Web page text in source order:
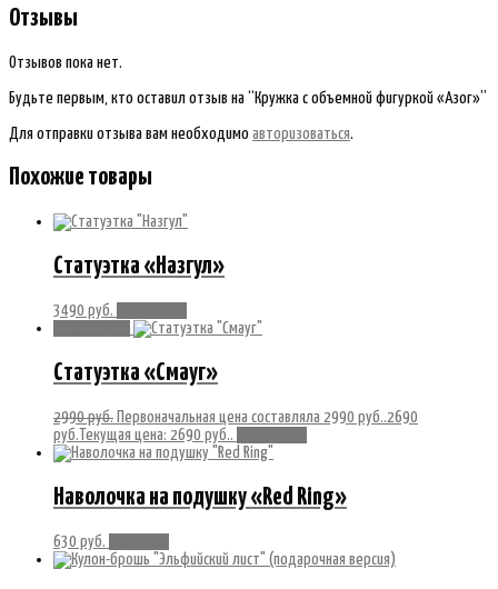
Отзывы
Отзывов пока нет.
Будьте первым, кто оставил отзыв на “Кружка с объемной фигуркой «Азог»”
Для отправки отзыва вам необходимо авторизоваться.
Похожие товары
Статуэтка «Назгул»
3490 руб.
Статуэтка «Смауг»
2990руб. Первоначальная цена составляла 2990 руб..2690
руб. Текущая цена: 2690 руб..
Наволочка на подушку «Red Ring»
630 руб.